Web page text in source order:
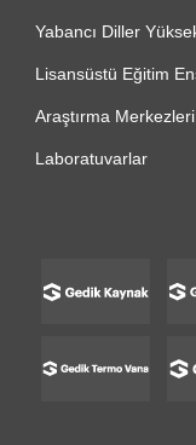
Yabancı Diller
Lisansüstü Eğitim
Araştırma Merkezleri
Laboratuvarlar